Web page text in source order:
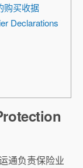
购买收据
Declarations
通负责保险业